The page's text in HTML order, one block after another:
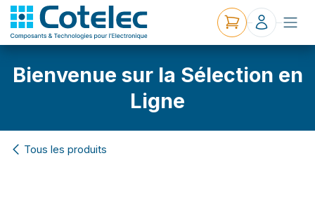
Bienvenue sur la Sélection en
Ligne
Tous les produits